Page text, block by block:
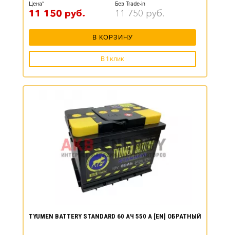
Цена*
11 150 руб.
Без Trade-in
11 750 руб.
В КОРЗИНУ
В 1 клик
TYUMEN BATTERY STANDARD 60 АЧ 550 А [EN] ОБРАТНЫЙ